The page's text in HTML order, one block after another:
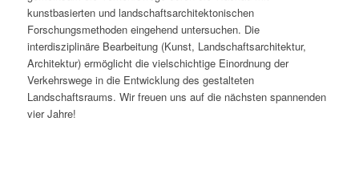
kunstbasierten und landschaftsarchitektonischen
Forschungsmethoden eingehend untersuchen. Die
interdisziplinäre Bearbeitung (Kunst, Landschaftsarchitektur,
Architektur) ermöglicht die vielschichtige Einordnung der
Verkehrswege in die Entwicklung des gestalteten
Landschaftsraums. Wir freuen uns auf die nächsten spannenden
vier Jahre!